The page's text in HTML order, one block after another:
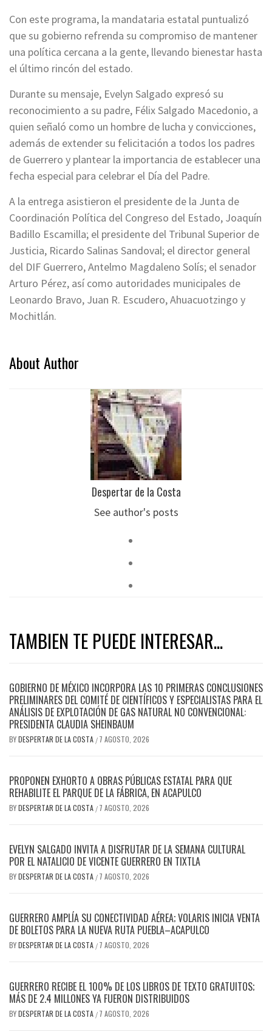
Con este programa, la mandataria estatal puntualizó
que su gobierno refrenda su compromiso de mantener
una política cercana a la gente, llevando bienestar hasta
el último rincón del estado.
Durante su mensaje, Evelyn Salgado expresó su
reconocimiento a su padre, Félix Salgado Macedonio, a
quien señaló como un hombre de lucha y convicciones,
además de extender su felicitación a todos los padres
de Guerrero y plantear la importancia de establecer una
fecha especial para celebrar el Día del Padre.
A la entrega asistieron el presidente de la Junta de
Coordinación Política del Congreso del Estado, Joaquín
Badillo Escamilla; el presidente del Tribunal Superior de
Justicia, Ricardo Salinas Sandoval; el director general
del DIF Guerrero, Antelmo Magdaleno Solís; el senador
Arturo Pérez, así como autoridades municipales de
Leonardo Bravo, Juan R. Escudero, Ahuacuotzingo y
Mochitlán.
About Author
Despertar de la Costa
See author's posts
TAMBIEN TE PUEDE INTERESAR...
GOBIERNO DE MÉXICO INCORPORA LAS 10 PRIMERAS CONCLUSIONES
PRELIMINARES DEL COMITÉ DE CIENTÍFICOS Y ESPECIALISTAS PARA EL
ANÁLISIS DE EXPLOTACIÓN DE GAS NATURAL NO CONVENCIONAL:
PRESIDENTA CLAUDIA SHEINBAUM
BYDESPERTAR DE LA COSTA / 7 AGOSTO, 2026
PROPONEN EXHORTO A OBRAS PÚBLICAS ESTATAL PARA QUE
REHABILITE EL PARQUE DE LA FÁBRICA, EN ACAPULCO
BYDESPERTAR DE LA COSTA / 7 AGOSTO, 2026
EVELYN SALGADO INVITA A DISFRUTAR DE LA SEMANA CULTURAL
POR EL NATALICIO DE VICENTE GUERRERO EN TIXTLA
BYDESPERTAR DE LA COSTA / 7 AGOSTO, 2026
GUERRERO AMPLÍA SU CONECTIVIDAD AÉREA; VOLARIS INICIA VENTA
DE BOLETOS PARA LA NUEVA RUTA PUEBLA–ACAPULCO
BYDESPERTAR DE LA COSTA / 7 AGOSTO, 2026
GUERRERO RECIBE EL 100% DE LOS LIBROS DE TEXTO GRATUITOS;
MÁS DE 2.4 MILLONES YA FUERON DISTRIBUIDOS
BYDESPERTAR DE LA COSTA / 7 AGOSTO, 2026